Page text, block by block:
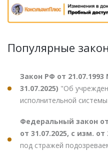
Популярные
Закон РФ от 21.07.1993
31.07.2025) "Об
исполнительной
Федеральный закон
от 31.07.2025, с изм. от
под стражей